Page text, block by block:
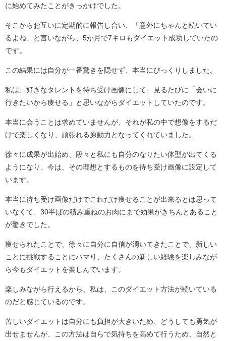
に始めてみたことがきっかけでした。
そこからお互いに定期的に報告し合い、「意外にちゃんと続いてい
るよね」と言いながら、5か月で7キロもダイエット成功していたの
です。
この結果には自分が一番驚きを隠せず、本当にびっくりしました。
私は、好きなタレントを待ち受け画像にして、見るたびに「会いに
行きたいから痩せる」と思いながらダイエットしていたのです。
本当に会うことは求めていませんが、それが私の中で想像をするだ
けで楽しくなり、頑張れる原動力となってくれていました。
徐々に成果が出始め、段々と私にも自分のなりたい体型が出てくる
ようになり、今は、その理想とするものを待ち受け画像に設定して
います。
本当に待ち受け画像だけでこれだけ痩せることが出来るとは思って
いなくて、30半ばの積み重ねのお肉にまで効果がきちんとあること
が驚きでした。
痩せられたことで、徐々に自分に自信が湧いてきたことで、新しい
ことに挑戦することにハマり、たくさんの新しい経験を楽しみなが
ら今もダイエットを楽しんでいます。
楽しみながら行えるから、私は、このダイエット方法が続いている
のだと感じているのです。
苦しいダイエットは自分にも負担が大きいため、どうしても勇気が
出せませんが、この方法は自らで気持ちを高めて行うため、自然と